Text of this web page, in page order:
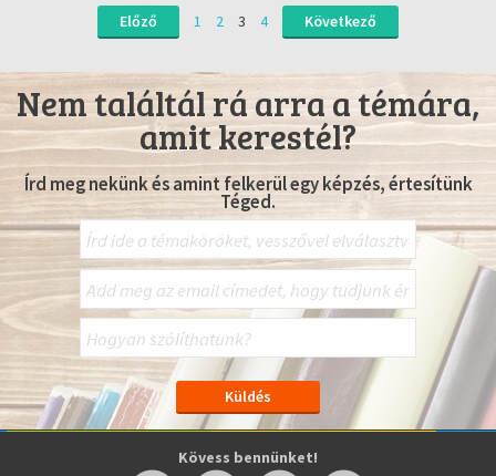
Előző 1 2 3 4 Következő
Nem találtál rá arra a témára,
amit kerestél?
Írd meg nekünk és amint felkerül egy képzés, értesítünk
Téged.
Kövess bennünket!